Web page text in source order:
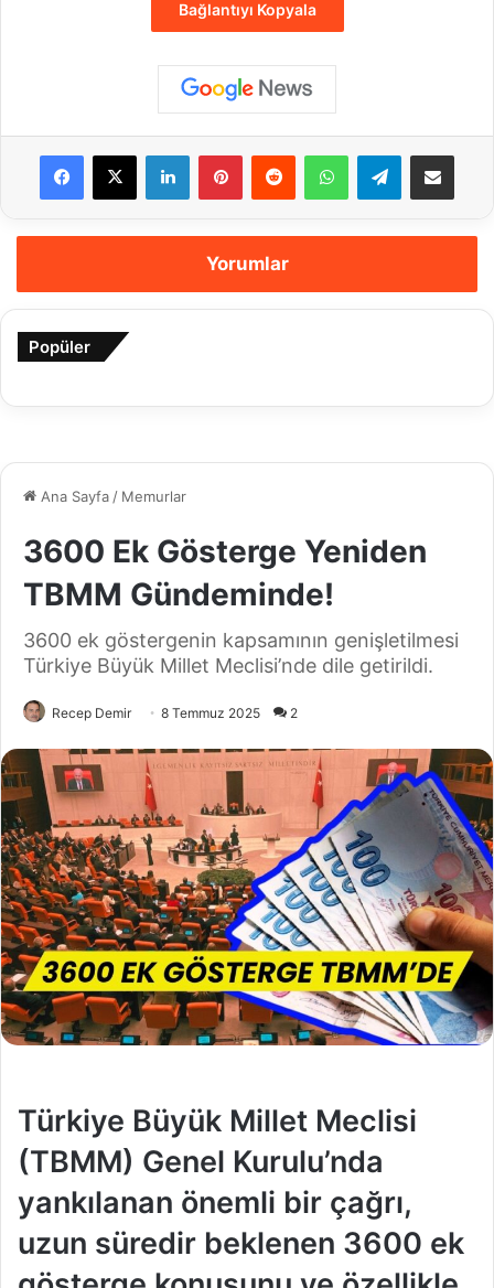
Bağlantıyı Kopyala
Facebook
X LinkedInPinterestReddit WhatsAppTelegramE-Posta ile
Yorumlar
Popüler